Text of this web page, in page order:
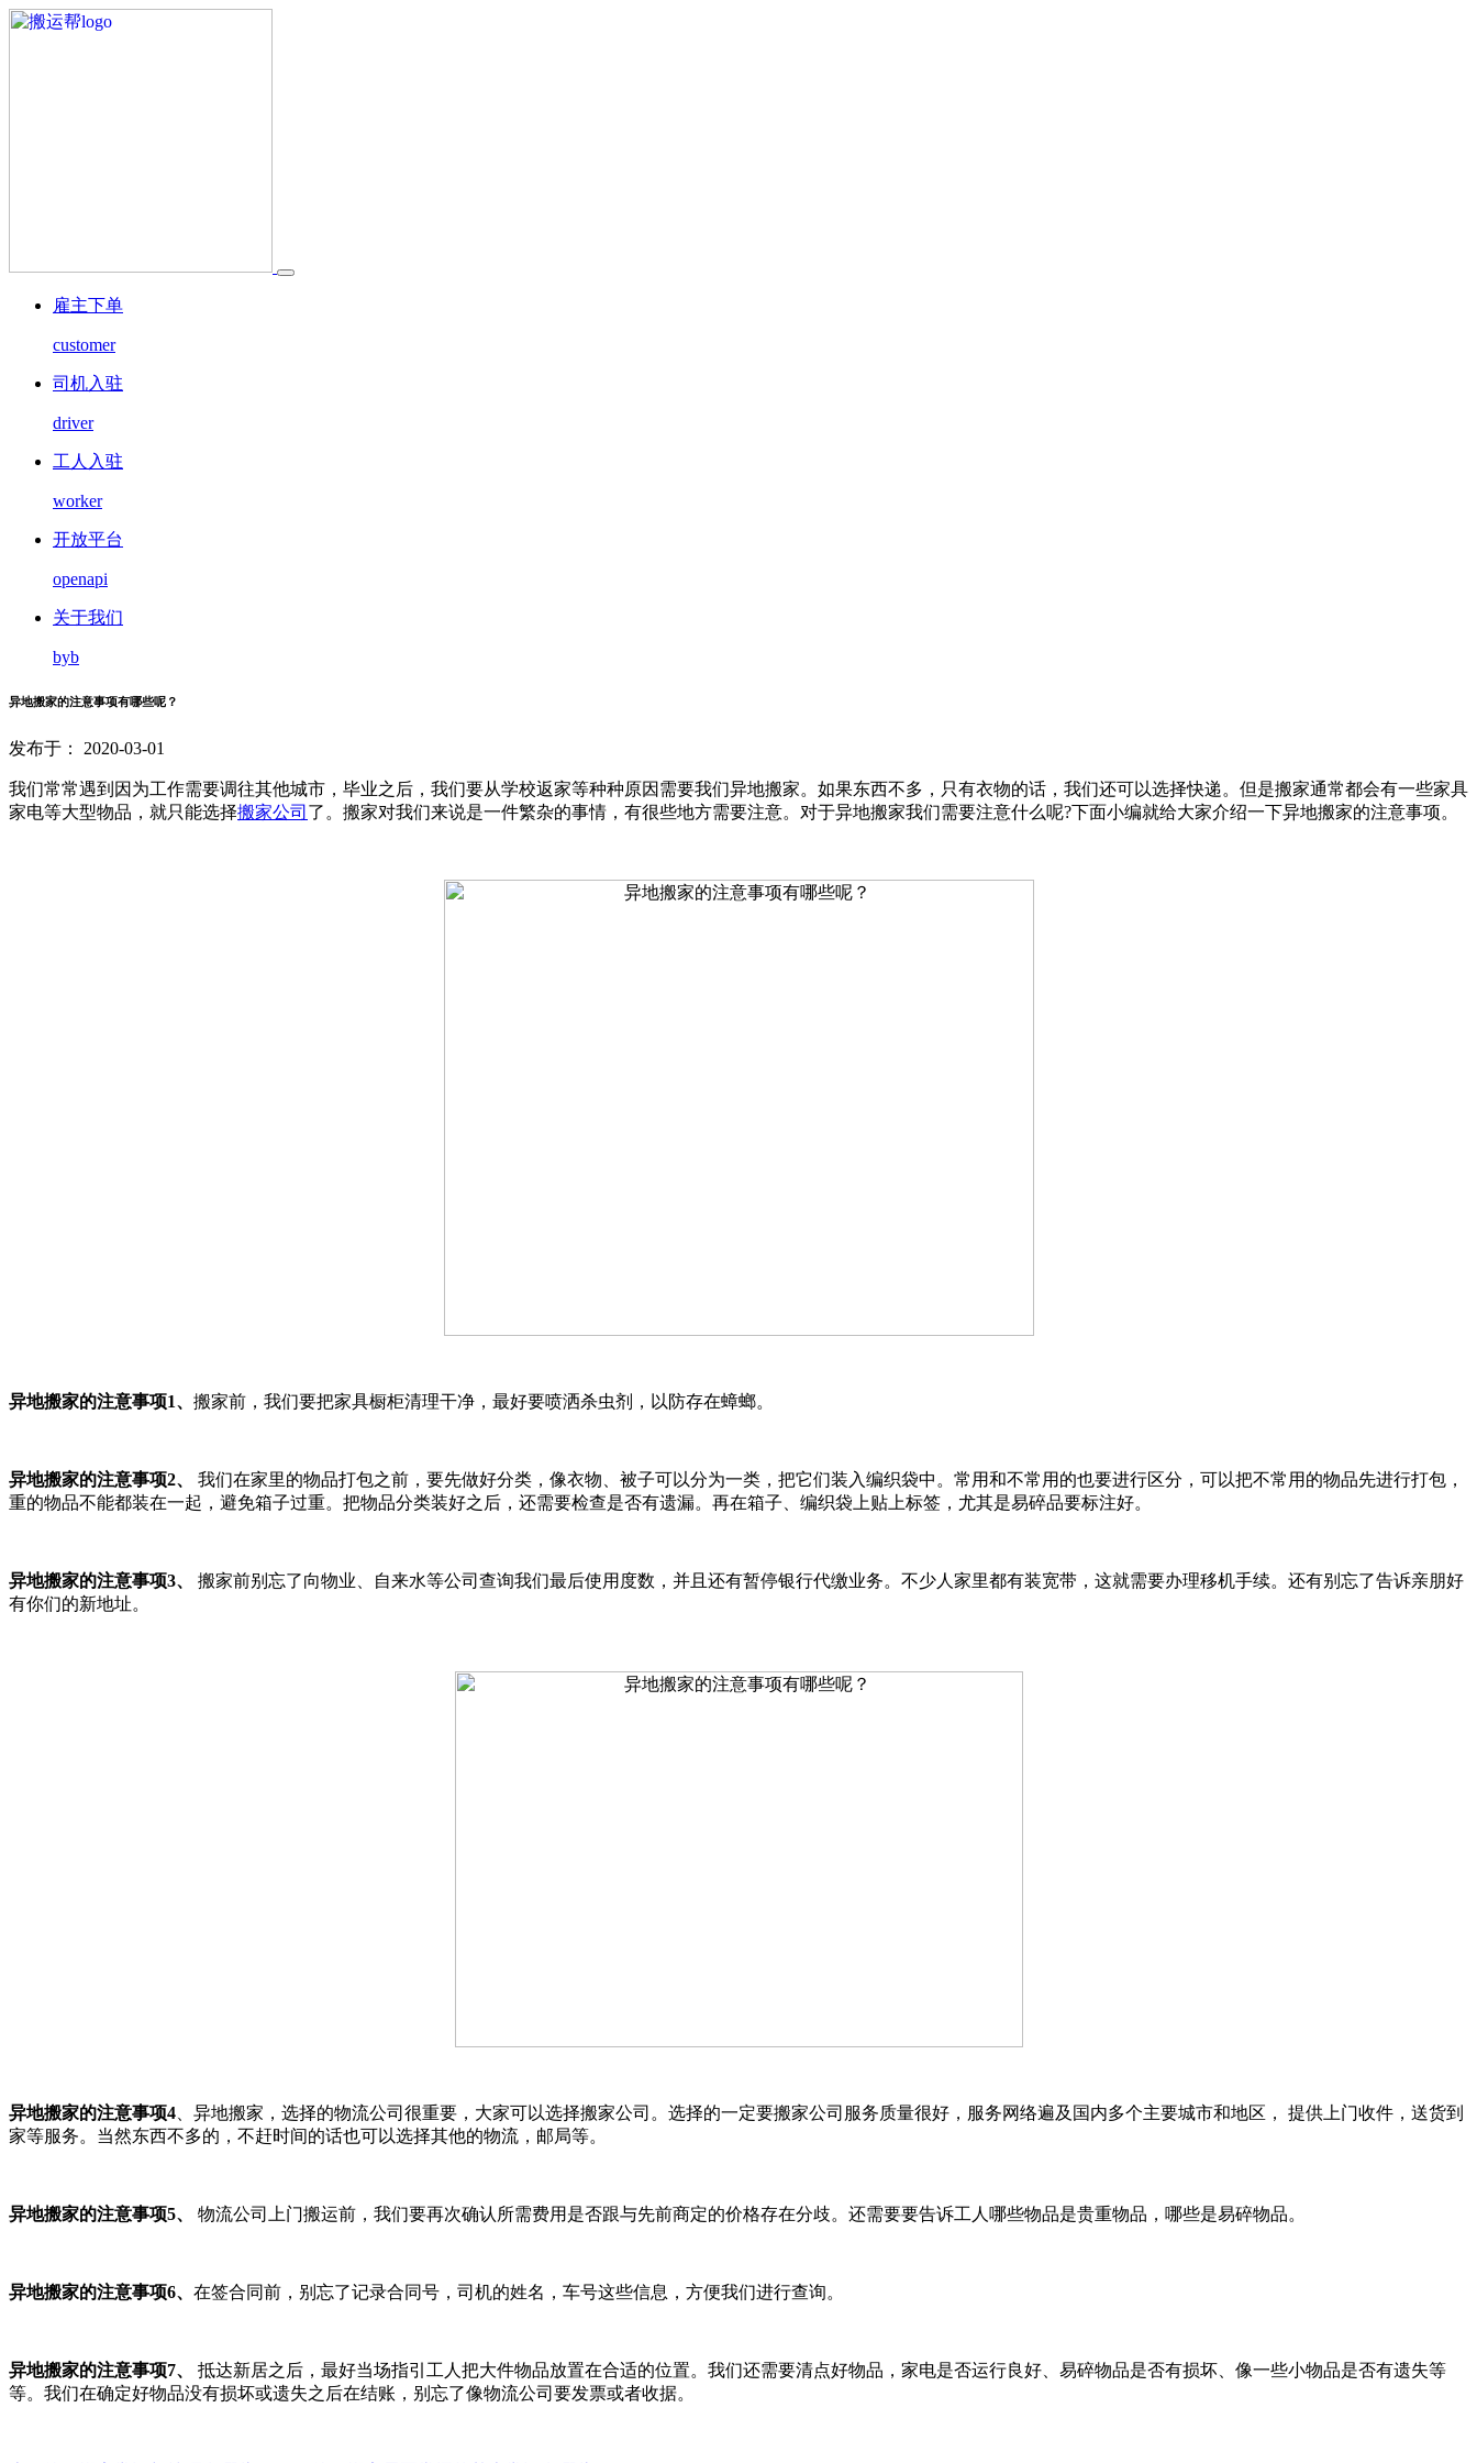
雇主下单
customer
司机入驻
driver
工人入驻
worker
开放平台
openapi
关于我们
byb
异地搬家的注意事项有哪些呢？
发布于： 2020-03-01
我们常常遇到因为工作需要调往其他城市，毕业之后，我们要从学校返家等种种原因需要我们异地搬家。如果东西不多，只有衣物的话，我们还可以选择快递。但是搬家通常都会有一些家具
家电等大型物品，就只能选择搬家公司 了。搬家对我们来说是一件繁杂的事情，有很些地方需要注意。对于异地搬家我们需要注意什么呢?下面小编就给大家介绍一下异地搬家的注意事项。
异地搬家的注意事项1、 搬家前，我们要把家具橱柜清理干净，最好要喷洒杀虫剂，以防存在蟑螂。
异地搬家的注意事项2、
我们在家里的物品打包之前，要先做好分类，像衣物、被子可以分为一类，把它们装入编织袋中。常用和不常用的也要进行区分，可以把不常用的物品先进行打包，
重的物品不能都装在一起，避免箱子过重。把物品分类装好之后，还需要检查是否有遗漏。再在箱子、编织袋上贴上标签，尤其是易碎品要标注好。
异地搬家的注意事项3、
搬家前别忘了向物业、自来水等公司查询我们最后使用度数，并且还有暂停银行代缴业务。不少人家里都有装宽带，这就需要办理移机手续。还有别忘了告诉亲朋好
有你们的新地址。
异地搬家的注意事项4 、异地搬家，选择的物流公司很重要，大家可以选择搬家公司。选择的一定要搬家公司服务质量很好，服务网络遍及国内多个主要城市和地区， 提供上门收件，送货到
家等服务。当然东西不多的，不赶时间的话也可以选择其他的物流，邮局等。
异地搬家的注意事项5、 物流公司上门搬运前，我们要再次确认所需费用是否跟与先前商定的价格存在分歧。还需要要告诉工人哪些物品是贵重物品，哪些是易碎物品。
异地搬家的注意事项6、 在签合同前，别忘了记录合同号，司机的姓名，车号这些信息，方便我们进行查询。
异地搬家的注意事项7、 抵达新居之后，最好当场指引工人把大件物品放置在合适的位置。我们还需要清点好物品，家电是否运行良好、易碎物品是否有损坏、像一些小物品是否有遗失等
等。我们在确定好物品没有损坏或遗失之后在结账，别忘了像物流公司要发票或者收据。